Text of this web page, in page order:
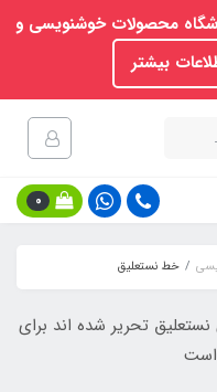
محصولات خوشنویسی و
بیشتر
0
خط نستعلیق
تحریر شده اند برای
است